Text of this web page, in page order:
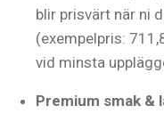
blir prisvärt när ni
(exempelpris:
vid minsta
Premium smak &